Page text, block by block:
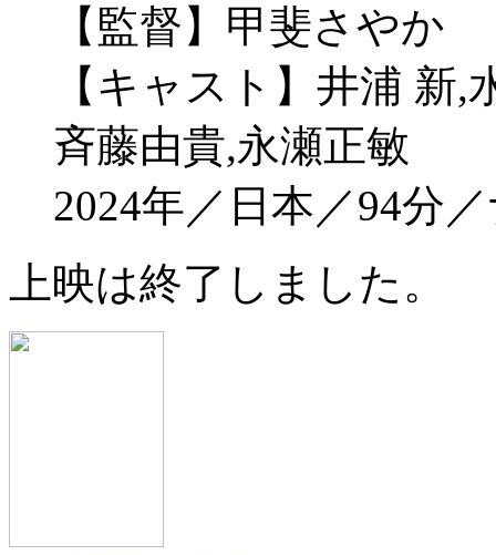
【監督】甲斐さやか
【キャスト】井浦 新
斉藤由貴,永瀬正敏
2024年／日本／94分
上映は終了しました。